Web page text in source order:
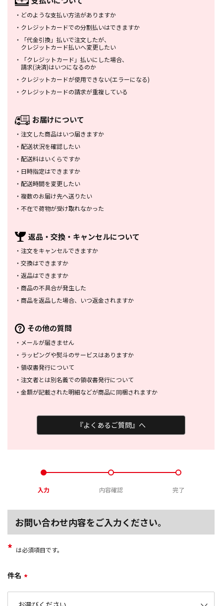
・ どのような支払い方法がありますか
・ クレジットカードでの分割払いはできますか
・
「代金引換」払いで注文したが、
クレジットカード払いへ変更したい
・
「クレジットカード」払いにした場合、
請求(決済)はいつになるのか
・ クレジットカードが使用できない(エラーになる)
・ クレジットカードの請求が重複している
お届けについて
・ 注文した商品はいつ届きますか
・ 配送状況を確認したい
・ 配送料はいくらですか
・ 日時指定はできますか
・ 配送時間を変更したい
・ 複数のお届け先へ送りたい
・ 不在で荷物が受け取れなかった
返品・交換・ キャンセルについて
・ 注文をキャンセルできますか
・ 交換はできますか
・ 返品はできますか
・ 商品の不具合が発生した
・ 商品を返品した場合、 いつ返金されますか
その他の質問
・ メールが届きません
・ ラッピングや熨斗のサービスはありますか
・ 領収書発行について
・ 注文者とは別名義での領収書発行について
・ 金額が記載された明細などが商品に同梱されますか
『よくあるご質問』へ
入力 内容確認 完了
お問い合わせ内容をご入力ください。
* は必須項目です。
件名 *